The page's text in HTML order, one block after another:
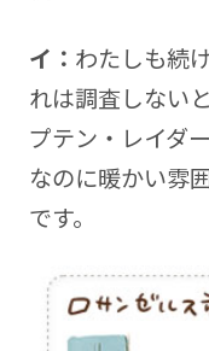
イ： わたしも続
れは調査しない
プテン・レイダ
なのに暖かい雰
です。